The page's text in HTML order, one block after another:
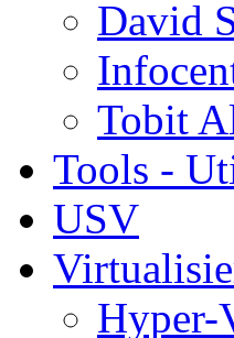
David
Tobit
Tools -
USV
Hyper-